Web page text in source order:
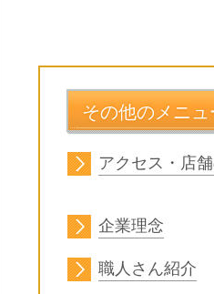
その他のメニ
アクセス・店
企業理念
職人さん紹介